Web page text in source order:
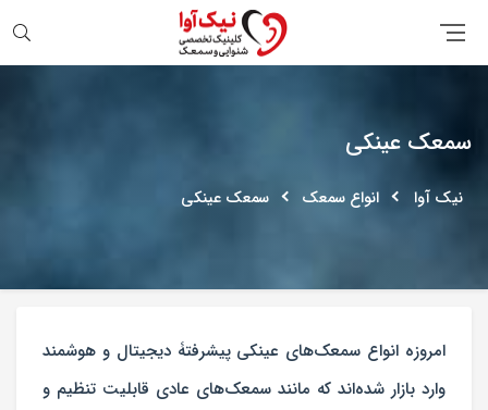
سمعک عینکی
نیک آوا انواع سمعک سمعک عینکی
امروزه انواع سمعک‌های عینکی پیشرفتۀ دیجیتال و هوشمند
وارد بازار شده‌اند که مانند سمعک‌های عادی قابلیت تنظیم و